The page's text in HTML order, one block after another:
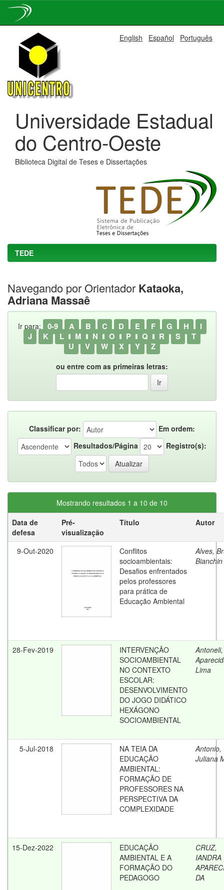
navigation
English Español Português
Universidade Estadual
do Centro-Oeste
Biblioteca Digital de Teses e Dissertações
TEDE
Navegando por Orientador Kataoka,
Adriana Massaê
Ir para: 0-9 A B C D E F G H
I
J
K L M N O P Q R S
T
U
V W X Y Z
ou entre com as primeiras letras:
Classificar por:
Em ordem:
Resultados/Página
Registro(s):
Mostrando resultados 1 a 10 de 10
Data de
defesa
Pré-
visualização
Título Autor
9-Out-2020
Conflitos
socioambientais:
Desafios enfrentados
pelos professores
para prática de
Educação Ambiental
Alves,
Bianchin
28-Fev-2019
INTERVENÇÃO
SOCIOAMBIENTAL
NO CONTEXTO
ESCOLAR:
DESENVOLVIMENTO
DO JOGO DIDÁTICO
HEXÁGONO
SOCIOAMBIENTAL
Lima
5-Jul-2018
NA TEIA DA
EDUCAÇÃO
AMBIENTAL:
FORMAÇÃO DE
PROFESSORES NA
PERSPECTIVA DA
COMPLEXIDADE
Antonio,
Juliana
15-Dez-2022
EDUCAÇÃO
AMBIENTAL E A
FORMAÇÃO DO
PEDAGOGO
CRUZ,
IANDRA
DA